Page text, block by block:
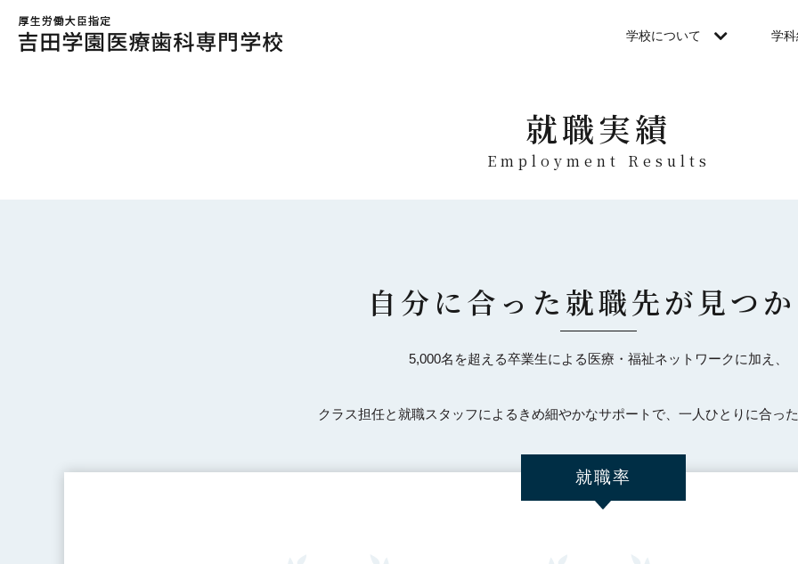
学校について 学
就職実績
Employment Results
自分に合った就職先が見つ
5,000名を超える卒業生による医療・福祉ネットワークに加え、
クラス担任と就職スタッフによるきめ細やかなサポートで、一人ひとりに合っ
就職率